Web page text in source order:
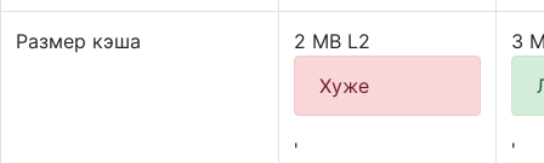
Размер кэша
2 MB L2
Хуже
'
3
'